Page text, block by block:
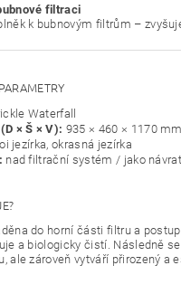
filtraci
k bubnovým filtrům –
Waterfall
× Š × V): 935 × 460 × 1170 mm
jezírka, okrasná jezírka
nad filtrační systém / jako
do horní části filtru a
a biologicky čistí. Následně
ale zároveň vytváří přirozený a